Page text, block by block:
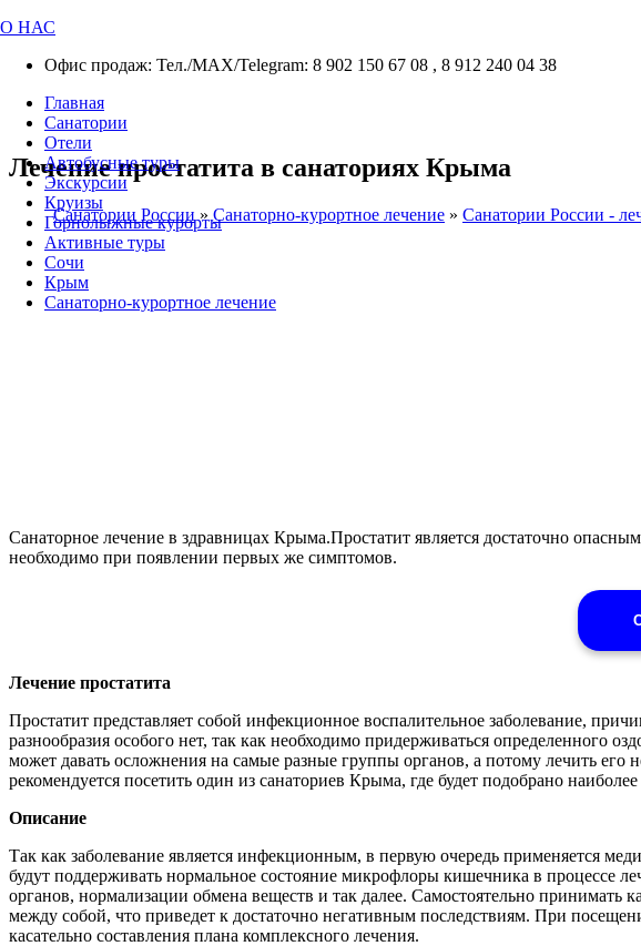
О НАС
Офис продаж: Тел./МАХ/Telegram: 8 902 150 67 08 , 8 912 240 04 38
Главная
Санатории
Отели
Автобусные туры
Экскурсии
Круизы
Горнолыжные курорты
Активные туры
Сочи
Крым
Санаторно-курортное лечение
Лечение простатита в санаториях Крыма
Санатории России » Санаторно-курортное лечение » Санатории России -
Санаторное лечение в здравницах Крыма.Простатит является достаточно
необходимо при появлении первых же симптомов.
Лечение простатита
Простатит представляет собой инфекционное воспалительное заболевание,
разнообразия особого нет, так как необходимо придерживаться определенного
может давать осложнения на самые разные группы органов, а потому лечить
рекомендуется посетить один из санаториев Крыма, где будет подобрано
Описание
Так как заболевание является инфекционным, в первую очередь применяется
будут поддерживать нормальное состояние микрофлоры кишечника в процессе
органов, нормализации обмена веществ и так далее. Самостоятельно принимать
между собой, что приведет к достаточно негативным последствиям. При
касательно составления плана комплексного лечения.